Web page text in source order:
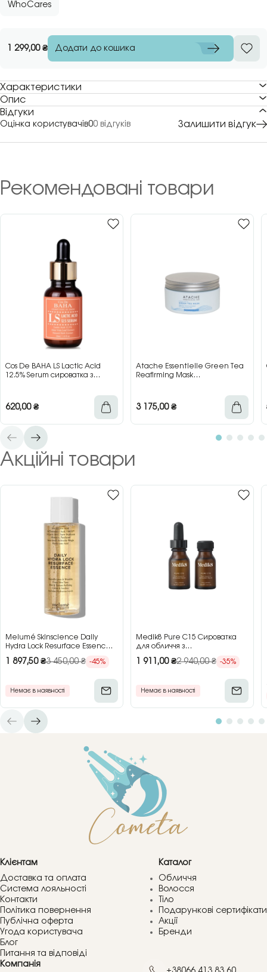
WhoCares
1 299,00₴ Додати до кошика
Характеристики
Опис
Відгуки
Оцінка користувачів00 відгуків Залишити відгук
Рекомендовані товари
Cos De BAHA LS Lactic Acid
12.5% Serum сироватка з
620,00₴
Atache Essentielle Green Tea
Reafirming Mask
3 175,00₴
Акційні товари
Melumé Skinscience Daily
Hydra Lock Resurface Essence
обличчя з кислотами, 150 мл
1 897,50₴3 450,00₴ -45%
Немає в наявності
Medik8 Pure C15 Сироватка
для обличчя з
2×15 мл
1 911,00₴2 940,00₴ -35%
Немає в наявності
Клієнтам
Доставка та оплата
Система лояльності
Контакти
Політика повернення
Публічна оферта
Угода користувача
Блог
Питання та відповіді
Каталог
Обличчя
Волосся
Тіло
Подарункові сертифікати
Акції
Бренди
Компанія